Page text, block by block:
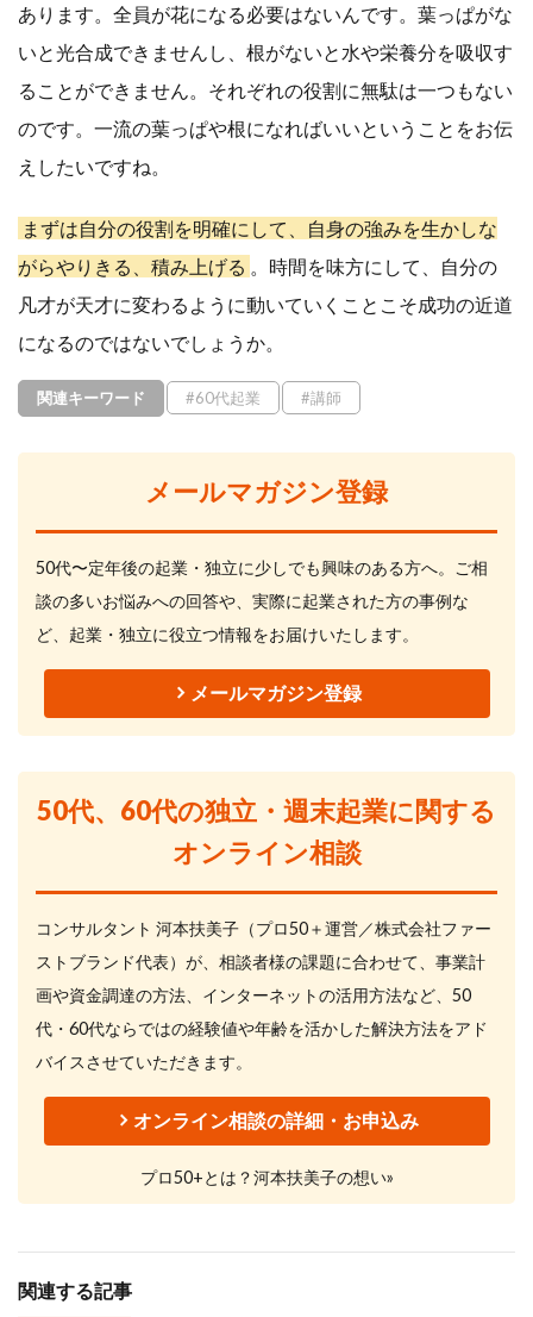
あります。全員が花になる必要はないんです。葉っぱがな
いと光合成できませんし、根がないと水や栄養分を吸収す
ることができません。それぞれの役割に無駄は一つもない
のです。一流の葉っぱや根になればいいということをお伝
えしたいですね。
まずは自分の役割を明確にして、自身の強みを生かしな
がらやりきる、積み上げる 。時間を味方にして、自分の
凡才が天才に変わるように動いていくことこそ成功の近道
になるのではないでしょうか。
関連キーワード #60代起業 #講師
メールマガジン登録
50代〜定年後の起業・独立に少しでも興味のある方へ。ご相
談の多いお悩みへの回答や、実際に起業された方の事例な
ど、起業・独立に役立つ情報をお届けいたします。
メールマガジン登録
50代、60代の独立・週末起業に関する
オンライン相談
コンサルタント 河本扶美子（プロ50＋運営／株式会社ファー
ストブランド代表）が、相談者様の課題に合わせて、事業計
画や資金調達の方法、インターネットの活用方法など、50
代・60代ならではの経験値や年齢を活かした解決方法をアド
バイスさせていただきます。
オンライン相談の詳細・お申込み
プロ50+とは？河本扶美子の想い»
関連する記事